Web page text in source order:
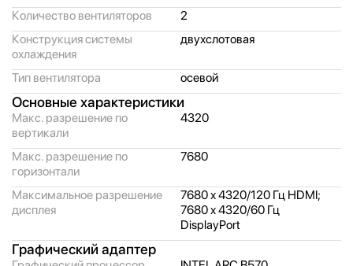
Количество вентиляторов
2
Конструкция системы
охлаждения
двухслотовая
Тип вентилятора осевой
Основные характеристики
Макс. разрешение по
вертикали
4320
Макс. разрешение по
горизонтали
7680
Максимальное разрешение
дисплея
7680 x 4320/120 Гц HDMI;
7680 x 4320/60 Гц
DisplayPort
Графический адаптер